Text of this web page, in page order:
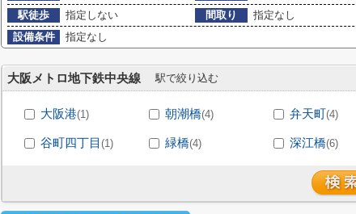
駅徒歩
指定しない 間取り
指定なし
設備条件
指定なし
大阪メトロ地下鉄中央線 駅で絞り込む
大阪港(1) 朝潮橋(4) 弁天町(4)
谷町四丁目 (1) 緑橋(4) 深江橋(6)